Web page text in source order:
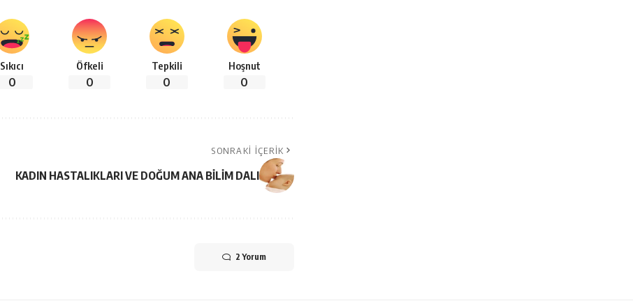
Sıkıcı
0
Öfkeli
0
Tepkili
0
Hoşnut
0
SONRAKI İÇERIK
KADIN HASTALIKLARI VE DOĞUM ANA BİLİM DALI
2 Yorum